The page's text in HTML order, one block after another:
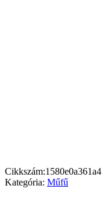
Cikkszám:1580e0a361a4
Kategória: Műfű